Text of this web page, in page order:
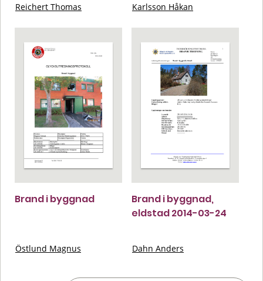
Reichert Thomas Karlsson Håkan
Brand i byggnad
Östlund Magnus
Brand i byggnad,
eldstad 2014-03-24
Dahn Anders